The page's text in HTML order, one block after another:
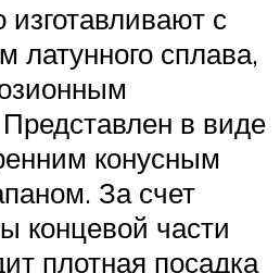
изготавливают с
латунного сплава,
в виде
конусным
За счет
концевой части
плотная посадка